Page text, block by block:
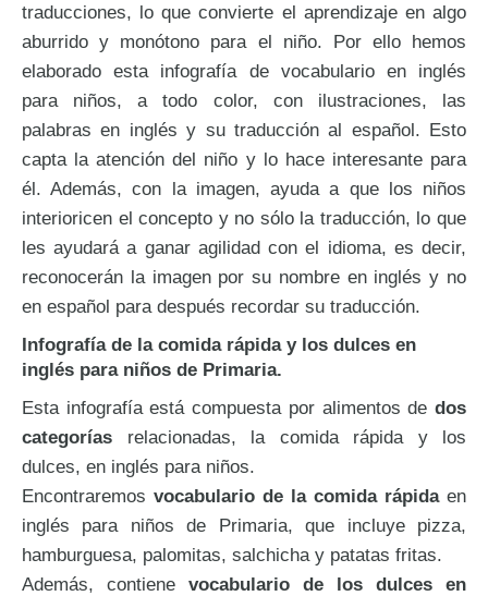
traducciones, lo que convierte el aprendizaje en algo
aburrido y monótono para el niño. Por ello hemos
elaborado esta infografía de vocabulario en inglés
para niños, a todo color, con ilustraciones, las
palabras en inglés y su traducción al español. Esto
capta la atención del niño y lo hace interesante para
él. Además, con la imagen, ayuda a que los niños
interioricen el concepto y no sólo la traducción, lo que
les ayudará a ganar agilidad con el idioma, es decir,
reconocerán la imagen por su nombre en inglés y no
en español para después recordar su traducción.
Infografía de la comida rápida y los dulces en
inglés para niños de Primaria.
Esta infografía está compuesta por alimentos de dos
categorías relacionadas, la comida rápida y los
dulces, en inglés para niños.
Encontraremos vocabulario de la comida rápidaen
inglés para niños de Primaria, que incluye pizza,
hamburguesa, palomitas, salchicha y patatas fritas.
Además, contiene vocabulario de los dulces en